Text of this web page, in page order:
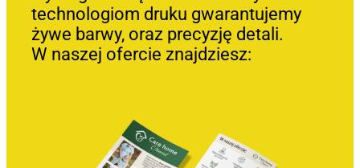
technologiom druku gwarantujemy
żywe barwy, oraz precyzję detali.
W naszej ofercie znajdziesz: